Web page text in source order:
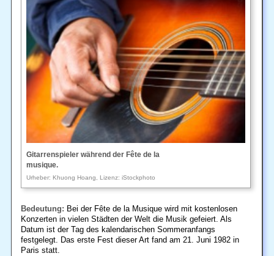
Gitarrenspieler während der Fête de la
musique.
Urheber: Khuong Hoang, Lizenz: iStockphoto
Bedeutung: Bei der Fête de la Musique wird mit kostenlosen
Konzerten in vielen Städten der Welt die Musik gefeiert. Als
Datum ist der Tag des kalendarischen Sommeranfangs
festgelegt. Das erste Fest dieser Art fand am 21. Juni 1982 in
Paris statt.